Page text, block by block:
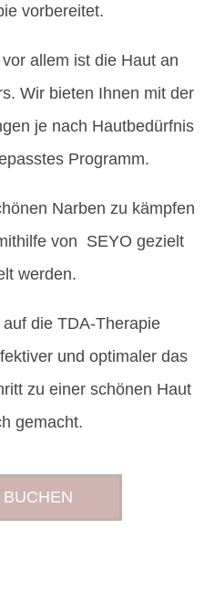
vorbereitet.
allem ist die Haut an
Wir bieten Ihnen mit der
je nach Hautbedürfnis
Programm.
Narben zu kämpfen
von SEYO gezielt
werden.
die TDA-Therapie
und optimaler das
zu einer schönen Haut
gemacht.